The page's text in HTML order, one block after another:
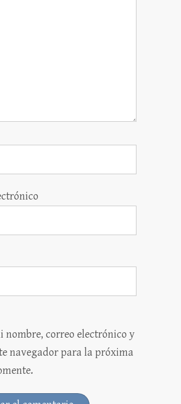
nombre, correo electrónico y
navegador para la próxima